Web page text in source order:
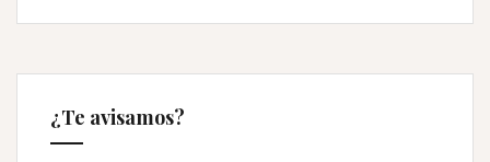
¿Te avisamos?